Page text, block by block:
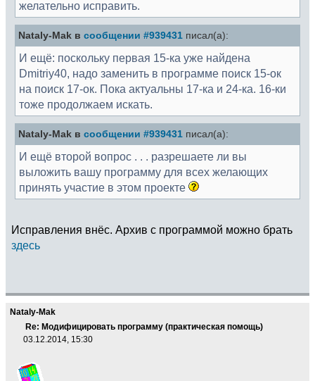
желательно исправить.
Nataly-Mak в сообщении #939431 писал(а):
И ещё: поскольку первая 15-ка уже найдена
Dmitriy40, надо заменить в программе поиск 15-ок
на поиск 17-ок. Пока актуальны 17-ка и 24-ка. 16-ки
тоже продолжаем искать.
Nataly-Mak в сообщении #939431 писал(а):
И ещё второй вопрос . . . разрешаете ли вы
выложить вашу программу для всех желающих
принять участие в этом проекте
Исправления внёс. Архив с программой можно брать
здесь
Nataly-Mak
Re: Модифицировать программу (практическая помощь)
03.12.2014, 15:30